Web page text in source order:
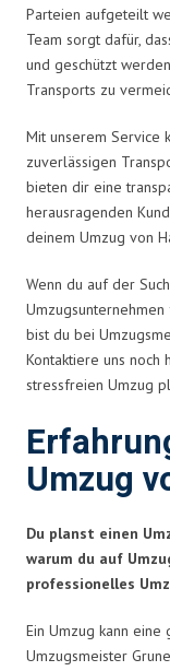
Parteien aufgeteilt
Team sorgt dafür,
und geschützt
Transports zu
Mit unserem Service
zuverlässigen
bieten dir eine
herausragenden
deinem Umzug von
Wenn du auf der
bist du bei
Kontaktiere uns noch
stressfreien Umzug
Umzug
Du planst einen
warum du auf
professionelles
Ein Umzug kann
Umzugsmeister